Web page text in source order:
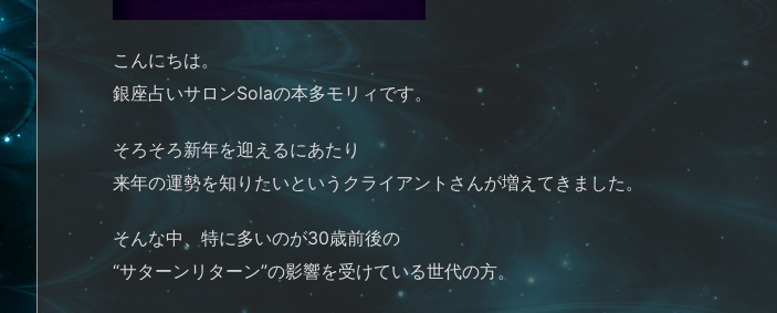
こんにちは。
銀座占いサロンSolaの本多モリィです。
そろそろ新年を迎えるにあたり
来年の運勢を知りたいというクライアントさんが増えてきました。
そんな中、特に多いのが30歳前後の
“サターンリターン”の影響を受けている世代の方。